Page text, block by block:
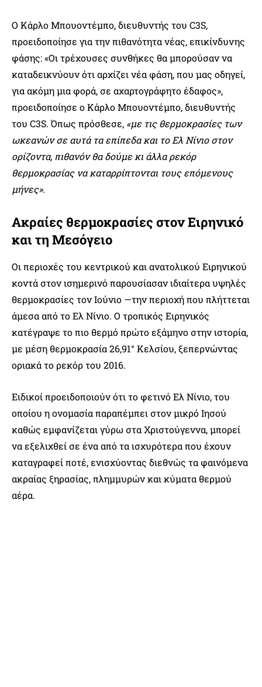
Ο Κάρλο Μπουοντέμπο, διευθυντής του C3S,
προειδοποίησε για την πιθανότητα νέας, επικίνδυνης
φάσης: «Οι τρέχουσες συνθήκες θα μπορούσαν να
καταδεικνύουν ότι αρχίζει νέα φάση, που μας οδηγεί,
για ακόμη μια φορά, σε αχαρτογράφητο έδαφος»,
προειδοποίησε ο Κάρλο Μπουοντέμπο, διευθυντής
του C3S. Όπως πρόσθεσε, «με τις θερμοκρασίες των
ωκεανών σε αυτά τα επίπεδα και το Ελ Νίνιο στον
ορίζοντα, πιθανόν θα δούμε κι άλλα ρεκόρ
θερμοκρασίας να καταρρίπτονται τους επόμενους
μήνες».
Ακραίες θερμοκρασίες στον Ειρηνικό
και τη Μεσόγειο
Οι περιοχές του κεντρικού και ανατολικού Ειρηνικού
κοντά στον ισημερινό παρουσίασαν ιδιαίτερα υψηλές
θερμοκρασίες τον Ιούνιο —την περιοχή που πλήττεται
άμεσα από το Ελ Νίνιο. Ο τροπικός Ειρηνικός
κατέγραψε το πιο θερμό πρώτο εξάμηνο στην ιστορία,
με μέση θερμοκρασία 26,91° Κελσίου, ξεπερνώντας
οριακά το ρεκόρ του 2016.
Ειδικοί προειδοποιούν ότι το φετινό Ελ Νίνιο, του
οποίου η ονομασία παραπέμπει στον μικρό Ιησού
καθώς εμφανίζεται γύρω στα Χριστούγεννα, μπορεί
να εξελιχθεί σε ένα από τα ισχυρότερα που έχουν
καταγραφεί ποτέ, ενισχύοντας διεθνώς τα φαινόμενα
ακραίας ξηρασίας, πλημμυρών και κύματα θερμού
αέρα.